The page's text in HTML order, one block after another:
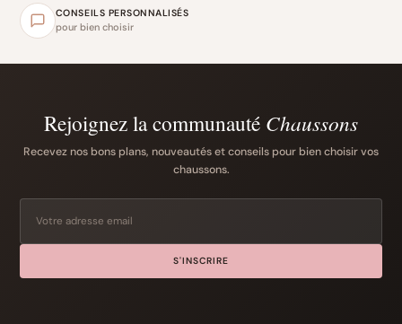
CONSEILS PERSONNALISÉS
pour bien choisir
Rejoignez la communauté Chaussons
Recevez nos bons plans, nouveautés et conseils pour bien choisir vos
chaussons.
S'INSCRIRE